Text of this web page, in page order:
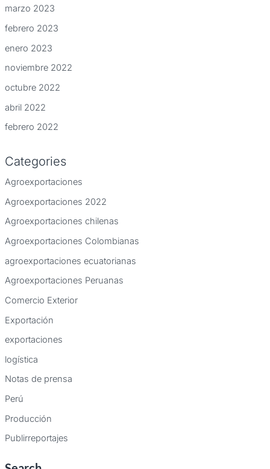
marzo 2023
febrero 2023
enero 2023
noviembre 2022
octubre 2022
abril 2022
febrero 2022
Categories
Agroexportaciones
Agroexportaciones 2022
Agroexportaciones chilenas
Agroexportaciones Colombianas
agroexportaciones ecuatorianas
Agroexportaciones Peruanas
Comercio Exterior
Exportación
exportaciones
logística
Notas de prensa
Perú
Producción
Publirreportajes